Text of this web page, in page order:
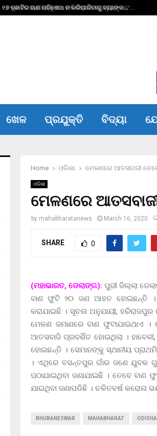
୧୬ କୋଟିର ଋଣ ପରିଷୋଧ ନ କରିପାରିବାରୁ ବ୍ୟାଙ୍କ…
ଖେଳ ପ୍ରଯୁକ୍ତି ବିଦ୍ୟା
Home ଓଡିଶା ମେଳଣରେ ଆତସବାଜୀ
ଓଡିଶା
ମେଳଣରେ
by mahabharatanews March 16, 2020
SHARE 0
(ମହାଭାରତ, ଡେଲାଙ୍ଗ): ପୁରୀ ଜିଲ୍ଲା
ବାଣ ଫୁଟି ୨୦ ଜଣ ଆହତ ହୋଇଛନ୍ତି ।
କରାଯାଇଛି । ସୂଚନା ଅନୁଯାୟୀ,
ମେଳଣ ଜମାଣରେ ବାଣ ଫୁଟାଯାଇଥାଏ
ଆତସବାଜି ପ୍ରଦର୍ଶିତ ହୋଇଥିଲା ।
ହୋଇଛନ୍ତି । ସେମାନଙ୍କୁ ସ୍ଥାନୀୟ
। ଏଥିରେ ବସନ୍ତପୁର ଗାଁର ଜଣେ ଯୁବକ
ପଠାଯାଇଥିବା ଜଣାଯାଇଛି । ତେବେ
ଯାଇଥିବା ଜଣାପଡିଛି । ଚଳିତବର୍ଷ କରୋନା
BHUBANESWAR MAHABHARAT ODISHA